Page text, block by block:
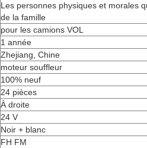
Les personnes physiques et morales
de la famille
pour les camions VOL
1 année
Zhejiang, Chine
moteur souffleur
100% neuf
24 pièces
À droite
24 V
Noir + blanc
FH FM